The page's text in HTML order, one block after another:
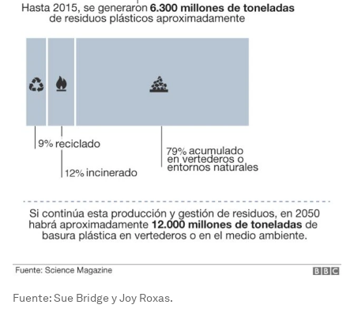
Fuente: Sue Bridge y Joy Roxas.